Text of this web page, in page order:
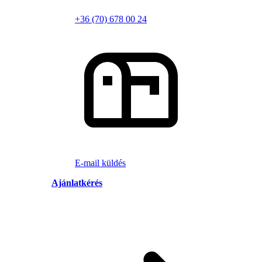
+36 (70) 678 00 24
E-mail küldés
Ajánlatkérés